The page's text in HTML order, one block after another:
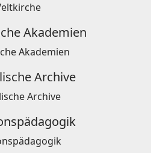
Akademien
Archive